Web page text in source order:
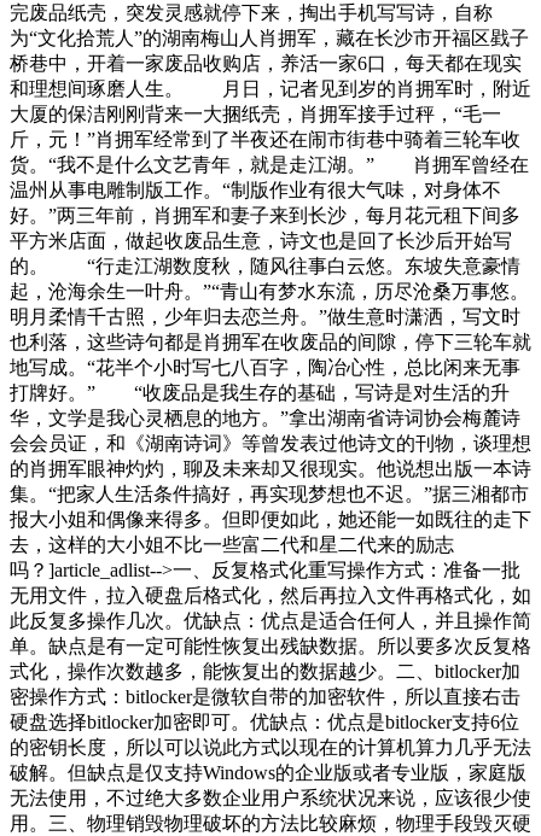
完废品纸壳，突发灵感就停下来，掏出手机写写诗，自称
为“文化拾荒人”的湖南梅山人肖拥军，藏在长沙市开福区戥子
桥巷中，开着一家废品收购店，养活一家6口，每天都在现实
和理想间琢磨人生。 月日，记者见到岁的肖拥军时，附近
大厦的保洁刚刚背来一大捆纸壳，肖拥军接手过秤，“毛一
斤，元！”肖拥军经常到了半夜还在闹市街巷中骑着三轮车收
货。“我不是什么文艺青年，就是走江湖。” 肖拥军曾经在
温州从事电雕制版工作。“制版作业有很大气味，对身体不
好。”两三年前，肖拥军和妻子来到长沙，每月花元租下间多
平方米店面，做起收废品生意，诗文也是回了长沙后开始写
的。 “行走江湖数度秋，随风往事白云悠。东坡失意豪情
起，沧海余生一叶舟。”“青山有梦水东流，历尽沧桑万事悠。
明月柔情千古照，少年归去恋兰舟。”做生意时潇洒，写文时
也利落，这些诗句都是肖拥军在收废品的间隙，停下三轮车就
地写成。“花半个小时写七八百字，陶冶心性，总比闲来无事
打牌好。” “收废品是我生存的基础，写诗是对生活的升
华，文学是我心灵栖息的地方。”拿出湖南省诗词协会梅麓诗
会会员证，和《湖南诗词》等曾发表过他诗文的刊物，谈理想
的肖拥军眼神灼灼，聊及未来却又很现实。他说想出版一本诗
集。“把家人生活条件搞好，再实现梦想也不迟。”据三湘都市
报大小姐和偶像来得多。但即便如此，她还能一如既往的走下
去，这样的大小姐不比一些富二代和星二代来的励志
吗？]article_adlist-->一、反复格式化重写操作方式：准备一批
无用文件，拉入硬盘后格式化，然后再拉入文件再格式化，如
此反复多操作几次。优缺点：优点是适合任何人，并且操作简
单。缺点是有一定可能性恢复出残缺数据。所以要多次反复格
式化，操作次数越多，能恢复出的数据越少。二、bitlocker加
密操作方式：bitlocker是微软自带的加密软件，所以直接右击
硬盘选择bitlocker加密即可。优缺点：优点是bitlocker支持6位
的密钥长度，所以可以说此方式以现在的计算机算力几乎无法
破解。但缺点是仅支持Windows的企业版或者专业版，家庭版
无法使用，不过绝大多数企业用户系统状况来说，应该很少使
用。三、物理销毁物理破坏的方法比较麻烦，物理手段毁灭硬